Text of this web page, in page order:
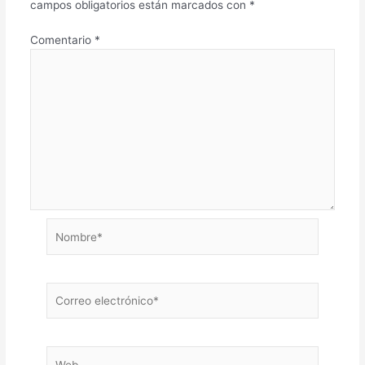
campos obligatorios están marcados con *
Comentario *
electrónico*